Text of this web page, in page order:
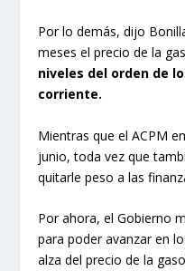
Por lo demás, dijo
meses el precio de la
niveles del orden de
corriente.
Mientras que el ACPM
junio, toda vez que
quitarle peso a las
Por ahora, el Gobierno
para poder avanzar en
alza del precio de la